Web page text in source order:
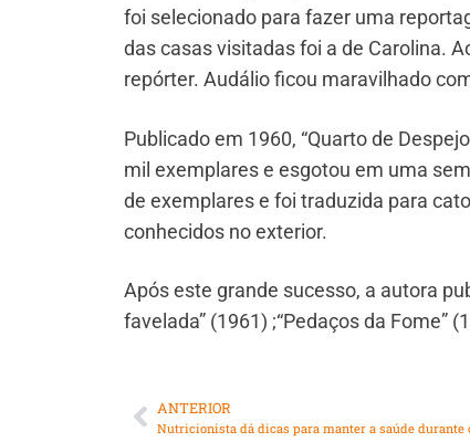
foi selecionado para fazer uma
das casas visitadas foi a de Carolina.
repórter. Audálio ficou maravilhado
Publicado em 1960, “Quarto de
mil exemplares e esgotou em uma
de exemplares e foi traduzida para
conhecidos no exterior.
Após este grande sucesso, a autora
favelada” (1961) ;“Pedaços da Fome”
ANTERIOR
Nutricionista dá dicas para manter a saúde durante